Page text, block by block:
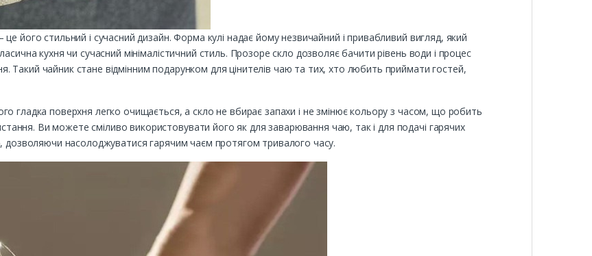
його стильний і сучасний дизайн. Форма кулі надає йому незвичайний і привабливий вигляд, який
кухня чи сучасний мінімалістичний стиль. Прозоре скло дозволяє бачити рівень води і процес
Такий чайник стане відмінним подарунком для цінителів чаю та тих, хто любить приймати гостей,
гладка поверхня легко очищається, а скло не вбирає запахи і не змінює кольору з часом, що робить
Ви можете сміливо використовувати його як для заварювання чаю, так і для подачі гарячих
дозволяючи насолоджуватися гарячим чаєм протягом тривалого часу.